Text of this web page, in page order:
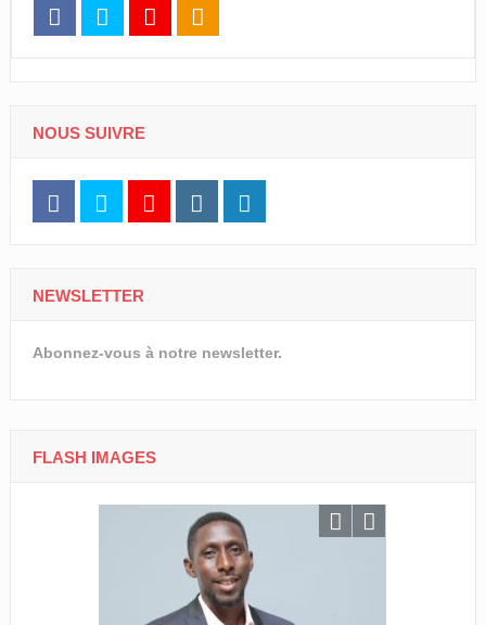
NOUS SUIVRE
NEWSLETTER
Abonnez-vous à notre newsletter.
FLASH IMAGES